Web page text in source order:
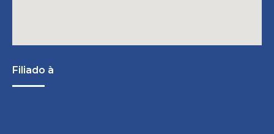
Filiado à